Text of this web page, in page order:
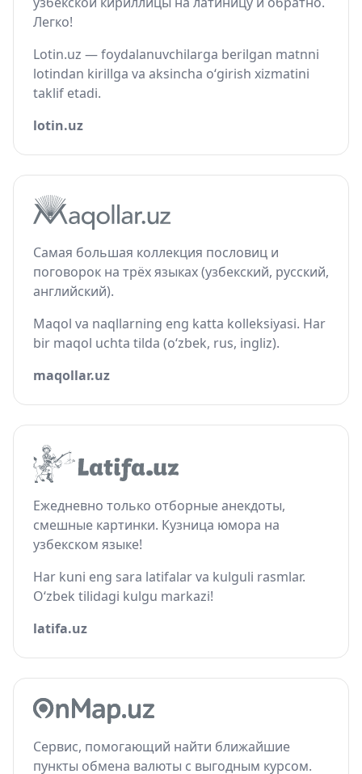
Легко!
Lotin.uz — foydalanuvchilarga berilgan matnni
lotindan kirillga va aksincha o‘girish xizmatini
taklif etadi.
lotin.uz
Самая большая коллекция пословиц и
поговорок на трёх языках (узбекский, русский,
английский).
Maqol va naqllarning eng katta kolleksiyasi. Har
bir maqol uchta tilda (o‘zbek, rus, ingliz).
maqollar.uz
Ежедневно только отборные анекдоты,
смешные картинки. Кузница юмора на
узбекском языке!
Har kuni eng sara latifalar va kulguli rasmlar.
O‘zbek tilidagi kulgu markazi!
latifa.uz
Сервис, помогающий найти ближайшие
пункты обмена валюты с выгодным курсом.